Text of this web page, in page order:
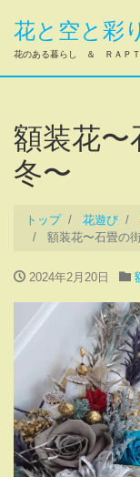
花と空と彩
花のある暮らし ＆ ＲＡＰ
額装花〜
冬〜
トップ 花遊び
額装花〜石畳の
2024年2月20日